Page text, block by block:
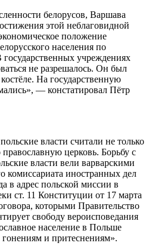
белорусов, Варшава
этой неблаговидной
положение
населения по
учреждениях
не разрешалось. Он был
На государственную
— констатировал Пётр
власти считали не только
церковь. Борьбу с
власти вели варварскими
комиссариата иностранных дел
в адрес польской миссии в
ст. 11 Конституции от 17 марта
которыми Правительство
свободу вероисповедания
население в Польше
и притеснениям».